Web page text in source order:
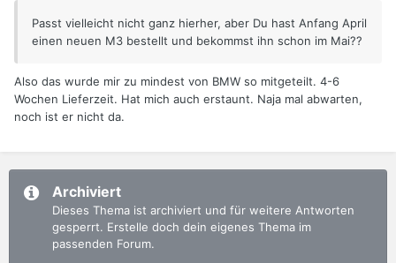
Passt vielleicht nicht ganz hierher, aber Du hast Anfang April
einen neuen M3 bestellt und bekommst ihn schon im Mai??
Also das wurde mir zu mindest von BMW so mitgeteilt. 4-6
Wochen Lieferzeit. Hat mich auch erstaunt. Naja mal abwarten,
noch ist er nicht da.
Archiviert
Dieses Thema ist archiviert und für weitere Antworten
gesperrt. Erstelle doch dein eigenes Thema im
passenden Forum.